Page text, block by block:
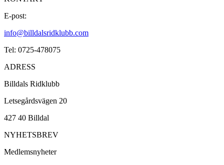
E-post:
info@billdalsridklubb.com
Tel: 0725-478075
ADRESS
Billdals Ridklubb
Letsegårdsvägen 20
427 40 Billdal
NYHETSBREV
Medlemsnyheter